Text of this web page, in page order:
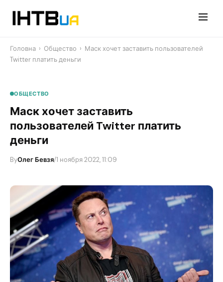
Головна › Общество › Маск хочет заставить пользователей
Twitter платить деньги
ОБЩЕСТВО
Маск хочет заставить
пользователей Twitter платить
деньги
ByОлег Бевзя/1 ноября 2022, 11:09